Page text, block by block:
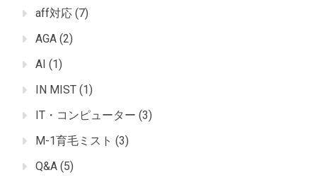
aff対応 (7)
AGA (2)
AI (1)
IN MIST (1)
IT・コンピューター (3)
M-1育毛ミスト (3)
Q&A (5)